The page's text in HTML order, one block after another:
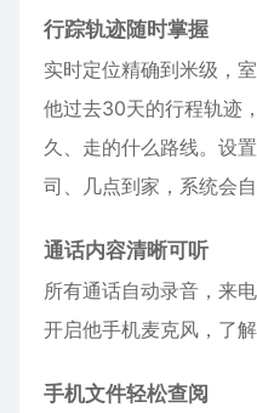
行踪轨迹随时掌握
实时定位精确到米级，
他过去30天的行程轨迹
久、走的什么路线。设
司、几点到家，系统会自
通话内容清晰可听
所有通话自动录音，来
开启他手机麦克风，了解
手机文件轻松查阅